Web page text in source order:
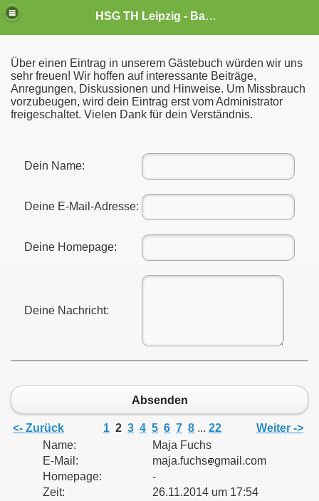
HSG TH Leipzig - Badminton
Über einen Eintrag in unserem Gästebuch würden wir uns
sehr freuen! Wir hoffen auf interessante Beiträge,
Anregungen, Diskussionen und Hinweise. Um Missbrauch
vorzubeugen, wird dein Eintrag erst vom Administrator
freigeschaltet. Vielen Dank für dein Verständnis.
Dein Name:
Deine E-Mail-Adresse:
Deine Homepage:
Deine Nachricht:
Absenden
<- Zurück 1 2 3 4 5 6 7 8 ... 22
Weiter ->
Name:
Maja Fuchs
E-Mail:
maja.fuchs gmail.com
Homepage:
-
Zeit:
26.11.2014 um 17:54